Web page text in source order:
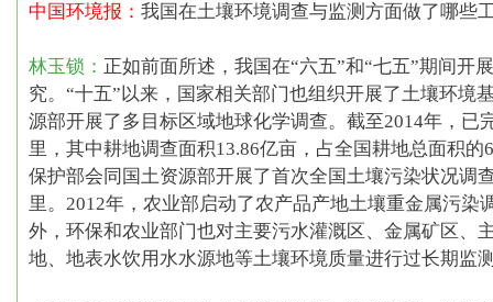
中国环境报： 我国在土壤环境调查与监测方面做了哪些
林玉锁： 正如前面所述，我国在“六五”和“七五”期间开
究。“十五”以来，国家相关部门也组织开展了土壤环境
源部开展了多目标区域地球化学调查。截至2014年，已
里，其中耕地调查面积13.86亿亩，占全国耕地总面积的
保护部会同国土资源部开展了首次全国土壤污染状况调
里。 2012年，农业部启动了农产品产地土壤重金属污染
外，环保和农业部门也对主要污水灌溉区、金属矿区、
地、地表水饮用水水源地等土壤环境质量进行过长期监